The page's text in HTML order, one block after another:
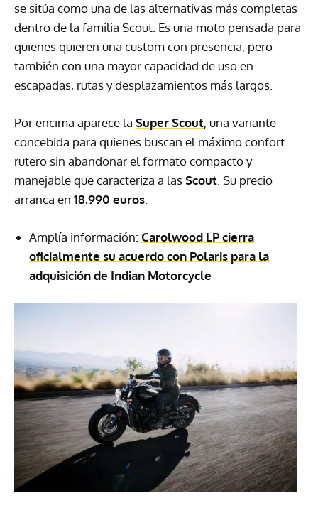
se sitúa como una de las alternativas más completas
dentro de la familia Scout. Es una moto pensada para
quienes quieren una custom con presencia, pero
también con una mayor capacidad de uso en
escapadas, rutas y desplazamientos más largos.
Por encima aparece la Super Scout, una variante
concebida para quienes buscan el máximo confort
rutero sin abandonar el formato compacto y
manejable que caracteriza a lasScout. Su precio
arranca en 18.990 euros.
Amplía información: Carolwood LP cierra
oficialmente su acuerdo con Polaris para la
adquisición de Indian Motorcycle